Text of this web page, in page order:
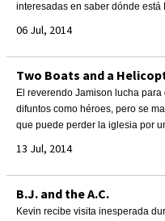
interesadas en saber dónde está
06 Jul, 2014
Two Boats and a
El reverendo Jamison lucha
difuntos como héroes, pero se
que puede perder la iglesia por
13 Jul, 2014
B.J. and the A.C.
Kevin recibe visita inesperada